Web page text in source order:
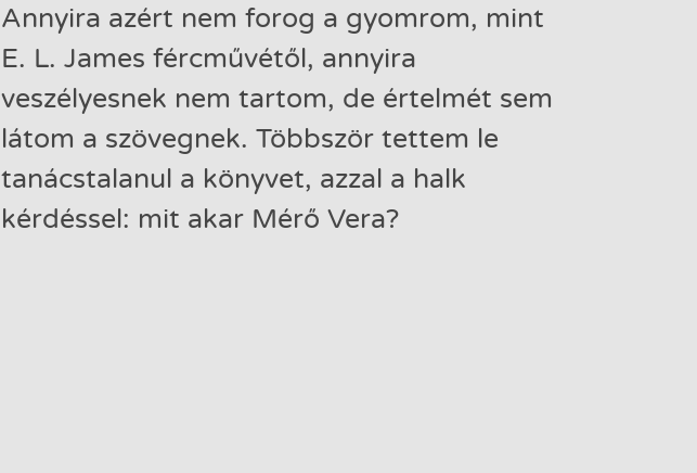
Annyira azért nem forog a gyomrom, mint
E. L. James fércművétől, annyira
veszélyesnek nem tartom, de értelmét sem
látom a szövegnek. Többször tettem le
tanácstalanul a könyvet, azzal a halk
kérdéssel: mit akar Mérő Vera?